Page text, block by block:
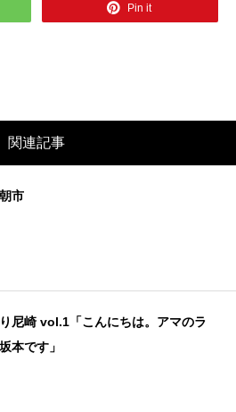
Pin it
関連記事
市
尼崎 vol.1「こんにちは。アマのラ
本です」